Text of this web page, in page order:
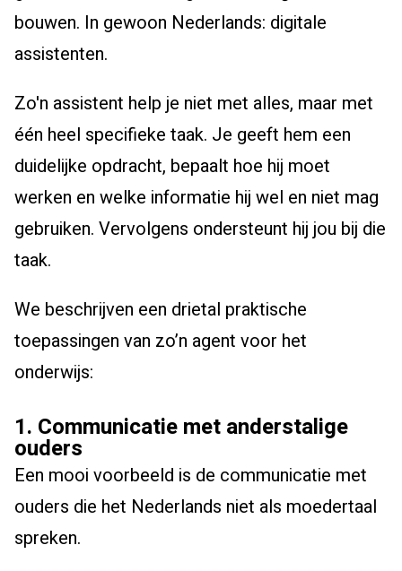
bouwen. In gewoon Nederlands: digitale
assistenten.
Zo'n assistent help je niet met alles, maar met
één heel specifieke taak. Je geeft hem een
duidelijke opdracht, bepaalt hoe hij moet
werken en welke informatie hij wel en niet mag
gebruiken. Vervolgens ondersteunt hij jou bij die
taak.
We beschrijven een drietal praktische
toepassingen van zo’n agent voor het
onderwijs:
1. Communicatie met anderstalige
ouders
Een mooi voorbeeld is de communicatie met
ouders die het Nederlands niet als moedertaal
spreken.